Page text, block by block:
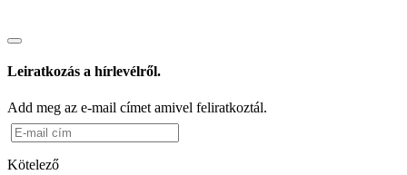
Leiratkozás a hírlevélről.
Add meg az e-mail címet amivel feliratkoztál.
Kötelező